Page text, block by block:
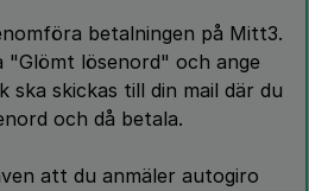
betalningen på Mitt3.
lösenord" och ange
ska skickas till din mail där du
och då betala.
att du anmäler autogiro